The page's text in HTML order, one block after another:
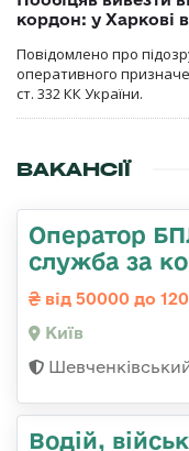
кордон: у Харкові
Повідомлено про
оперативного
ст. 332 КК України.
ВАКАНСІЇ
Оператор
служба за
від 50000 до
Київ
Водій,